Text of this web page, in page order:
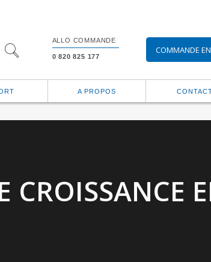
A PROPOS
COMMANDE
ALLO COMMANDE
0 820 825 177
CROISSANCE